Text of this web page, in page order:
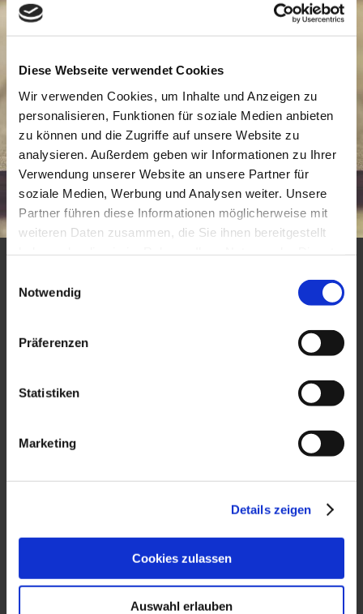
Diese Webseite verwendet Cookies
Wir verwenden Cookies, um Inhalte und Anzeigen zu
personalisieren, Funktionen für soziale Medien anbieten
zu können und die Zugriffe auf unsere Website zu
analysieren. Außerdem geben wir Informationen zu Ihrer
Verwendung unserer Website an unsere Partner für
soziale Medien, Werbung und Analysen weiter. Unsere
Partner führen diese Informationen möglicherweise mit
weiteren Daten zusammen, die Sie ihnen bereitgestellt
Notwendig
Präferenzen
Statistiken
Marketing
Details zeigen
Cookies zulassen
Auswahl erlauben
NUTZEN SIE UNSER
SCHREIBEN SIE UNS EIN­FACH
EINE NACHRICHT.
;